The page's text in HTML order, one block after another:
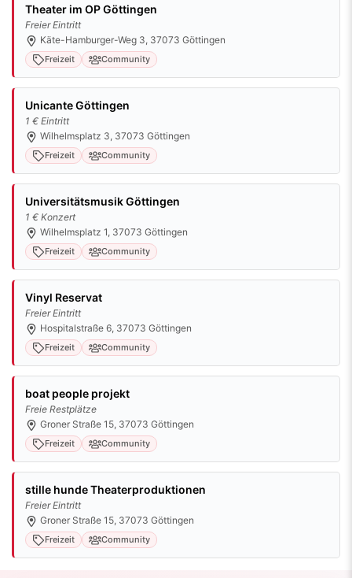
Theater im OP Göttingen
Freier Eintritt
Käte-Hamburger-Weg 3, 37073 Göttingen
Freizeit Community
Unicante Göttingen
1 € Eintritt
Wilhelmsplatz 3, 37073 Göttingen
Freizeit Community
Universitätsmusik Göttingen
1 € Konzert
Wilhelmsplatz 1, 37073 Göttingen
Freizeit Community
Vinyl Reservat
Freier Eintritt
Hospitalstraße 6, 37073 Göttingen
Freizeit Community
boat people projekt
Freie Restplätze
Groner Straße 15, 37073 Göttingen
Freizeit Community
stille hunde Theaterproduktionen
Freier Eintritt
Groner Straße 15, 37073 Göttingen
Freizeit Community